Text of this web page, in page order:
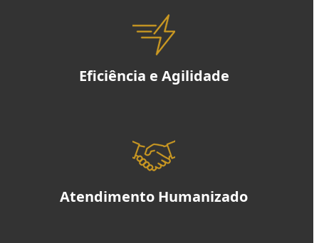
Eficiência e Agilidade
Atendimento Humanizado